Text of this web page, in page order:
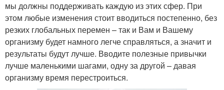
мы должны поддерживать каждую из этих сфер. При
этом любые изменения стоит вводиться постепенно, без
резких глобальных перемен – так и Вам и Вашему
организму будет намного легче справляться, а значит и
результаты будут лучше. Вводите полезные привычки
лучше маленькими шагами, одну за другой – давая
организму время перестроиться.